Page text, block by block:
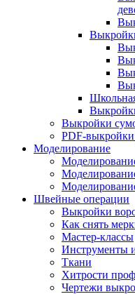
Выкройки
PDF-выкройки
Моделирование
Швейные операции
Выкройки
Как снять
Мастер-классы
Инструменты
Ткани
Хитрости
Чертежи